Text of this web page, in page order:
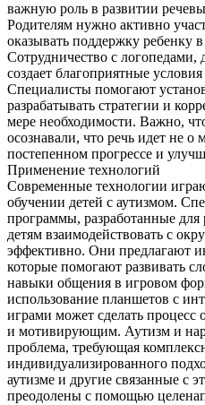
важную роль в развитии
Родителям нужно активно
оказывать поддержку ребенку
Сотрудничество с логопедами,
создает благоприятные
Специалисты помогают
разрабатывать стратегии и
мере необходимости. Важно,
осознавали, что речь идет не о
постепенном прогрессе и
Применение технологий
Современные технологии
обучении детей с аутизмом.
программы, разработанные для
детям взаимодействовать с
эффективно. Они предлагают
которые помогают развивать
навыки общения в игровом
использование планшетов с
играми может сделать процесс
и мотивирующим. Аутизм и
проблема, требующая
индивидуализированного
аутизме и другие связанные с
преодолены с помощью